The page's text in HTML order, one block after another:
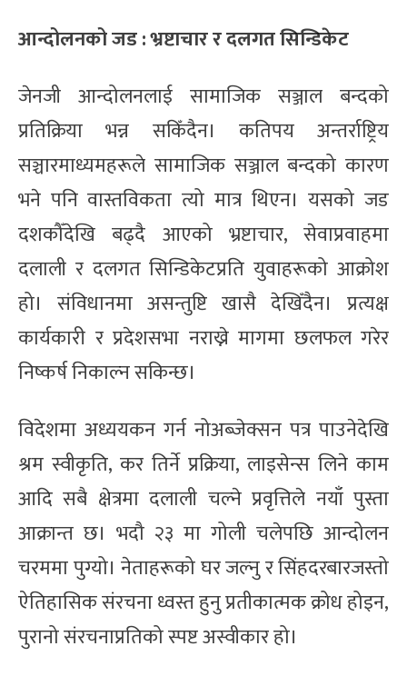
आन्दोलनको जड : भ्रष्टाचार र दलगत सिन्डिकेट
जेनजी आन्दोलनलाई सामाजिक सञ्जाल बन्दको
प्रतिक्रिया भन्न सकिँदैन। कतिपय अन्तर्राष्ट्रिय
सञ्चारमाध्यमहरूले सामाजिक सञ्जाल बन्दको कारण
भने पनि वास्तविकता त्यो मात्र थिएन। यसको जड
दशकौँदेखि बढ्दै आएको भ्रष्टाचार, सेवाप्रवाहमा
दलाली र दलगत सिन्डिकेटप्रति युवाहरूको आक्रोश
हो। संविधानमा असन्तुष्टि खासै देखिँदैन। प्रत्यक्ष
कार्यकारी र प्रदेशसभा नराख्ने मागमा छलफल गरेर
निष्कर्ष निकाल्न सकिन्छ।
विदेशमा अध्ययकन गर्न नोअब्जेक्सन पत्र पाउनेदेखि
श्रम स्वीकृति, कर तिर्ने प्रक्रिया, लाइसेन्स लिने काम
आदि सबै क्षेत्रमा दलाली चल्ने प्रवृत्तिले नयाँ पुस्ता
आक्रान्त छ। भदौ २३ मा गोली चलेपछि आन्दोलन
चरममा पुग्यो। नेताहरूको घर जल्नु र सिंहदरबारजस्तो
ऐतिहासिक संरचना ध्वस्त हुनु प्रतीकात्मक क्रोध होइन,
पुरानो संरचनाप्रतिको स्पष्ट अस्वीकार हो।